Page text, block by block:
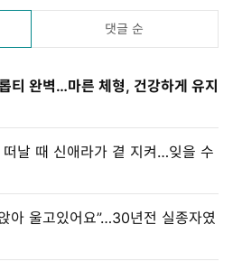
댓글 순
티 완벽…마른 체형, 건강하게 유지
떠날 때 신애라가 곁 지켜…잊을 수
아 울고있어요”…30년전 실종자였